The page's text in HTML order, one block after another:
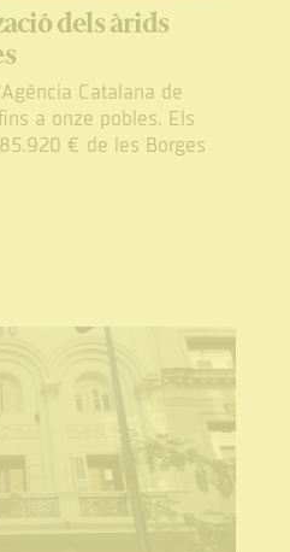
dels àrids
Catalana de
a onze pobles. Els
€ de les Borges